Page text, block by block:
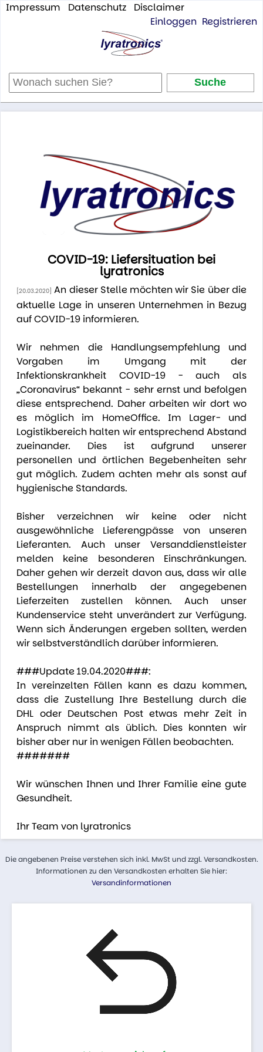
Impressum Datenschutz
Disclaimer
Einloggen Registrieren
COVID-19: Liefersituation bei
lyratronics
[20.03.2020] An dieser Stelle möchten wir Sie über die
aktuelle Lage in unseren Unternehmen in Bezug
auf COVID-19 informieren.
Wir nehmen die Handlungsempfehlung und
Vorgaben im Umgang mit der
Infektionskrankheit COVID-19 - auch als
„Coronavirus“ bekannt - sehr ernst und befolgen
diese entsprechend. Daher arbeiten wir dort wo
es möglich im HomeOffice. Im Lager- und
Logistikbereich halten wir entsprechend Abstand
zueinander. Dies ist aufgrund unserer
personellen und örtlichen Begebenheiten sehr
gut möglich. Zudem achten mehr als sonst auf
hygienische Standards.
Bisher verzeichnen wir keine oder nicht
ausgewöhnliche Lieferengpässe von unseren
Lieferanten. Auch unser Versanddienstleister
melden keine besonderen Einschränkungen.
Daher gehen wir derzeit davon aus, dass wir alle
Bestellungen innerhalb der angegebenen
Lieferzeiten zustellen können. Auch unser
Kundenservice steht unverändert zur Verfügung.
Wenn sich Änderungen ergeben sollten, werden
wir selbstverständlich darüber informieren.
###Update 19.04.2020###:
In vereinzelten Fällen kann es dazu kommen,
dass die Zustellung Ihre Bestellung durch die
DHL oder Deutschen Post etwas mehr Zeit in
Anspruch nimmt als üblich. Dies konnten wir
bisher aber nur in wenigen Fällen beobachten.
#######
Wir wünschen Ihnen und Ihrer Familie eine gute
Gesundheit.
Ihr Team von lyratronics
Die angebenen Preise verstehen sich inkl. MwSt und zzgl. Versandkosten.
Informationen zu den Versandkosten erhalten Sie hier:
Versandinformationen